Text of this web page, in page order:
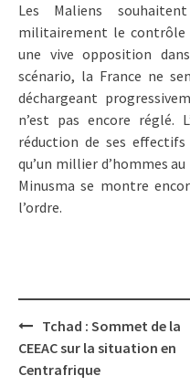
Les Maliens
militairement le contrôle
une vive opposition
scénario, la France ne
déchargeant
n’est pas encore réglé.
réduction de ses
qu’un millier d’hommes
Minusma se montre
l’ordre.
Post
navigation
Tchad : Sommet de la
CEEAC sur la situation en
Centrafrique